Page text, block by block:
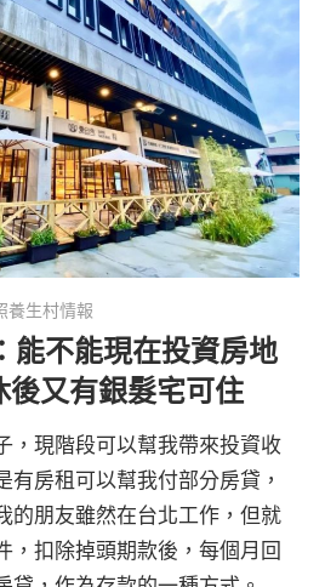
養生村情報
能不能現在投資房地
後又有銀髮宅可住
，現階段可以幫我帶來投資收
有房租可以幫我付部分房貸，
的朋友雖然在台北工作，但就
，扣除掉頭期款後，每個月回